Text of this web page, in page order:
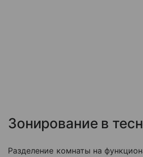
Зонирование в
Разделение комнаты на